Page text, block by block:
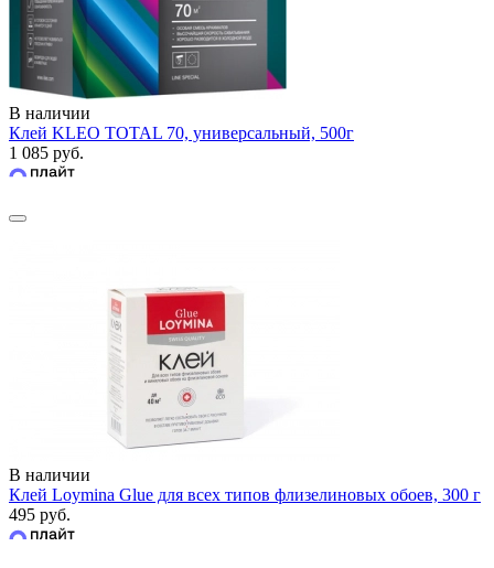
В наличии
Клей KLEO TOTAL 70, универсальный, 500г
1 085 руб.
В наличии
Клей Loymina Glue для всех типов флизелиновых обоев, 300 г
495 руб.